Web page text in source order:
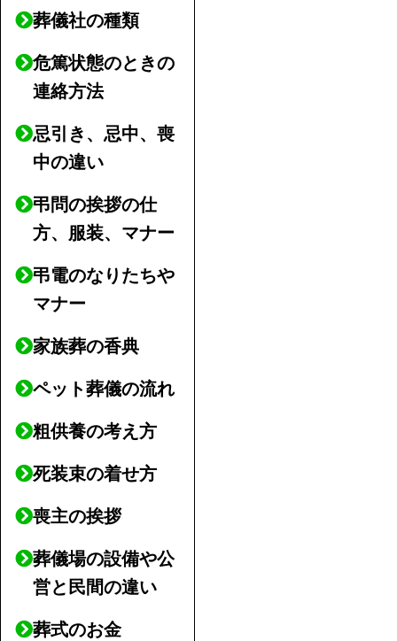
葬儀社の種類
危篤状態のときの
連絡方法
忌引き、忌中、喪
中の違い
弔問の挨拶の仕
方、服装、マナー
弔電のなりたちや
マナー
家族葬の香典
ペット葬儀の流れ
粗供養の考え方
死装束の着せ方
喪主の挨拶
葬儀場の設備や公
営と民間の違い
葬式のお金